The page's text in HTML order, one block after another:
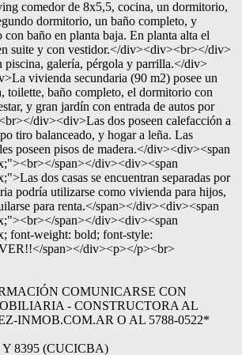
comedor de 8x5,5, cocina, un dormitorio,
dormitorio, un baño completo, y
baño en planta baja. En planta alta el
suite y con vestidor.</div><div><br></div>
piscina, galería, pérgola y parrilla.</div>
vivienda secundaria (90 m2) posee un
toilette, baño completo, el dormitorio con
y gran jardín con entrada de autos por
div><div>Las dos poseen calefacción a
tiro balanceado, y hogar a leña. Las
poseen pisos de madera.</div><div><span
span></div><div><span
dos casas se encuentran separadas por
podría utilizarse como vivienda para hijos,
para renta.</span></div><div><span
span></div><div><span
font-weight: bold; font-style:
span></div><p></p><br>
COMUNICARSE CON
- CONSTRUCTORA AL
INMOB.COM.AR O AL 5788-0522*
Y 8395 (CUCICBA)